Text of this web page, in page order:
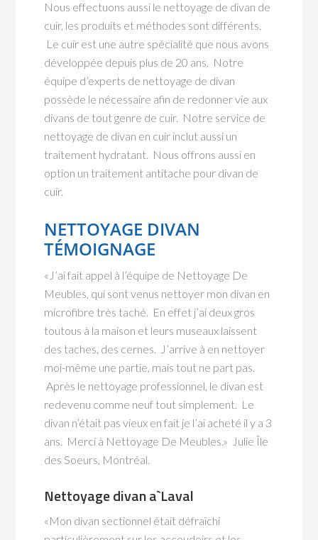
Nous effectuons aussi le nettoyage de divan de
cuir, les produits et méthodes sont différents.
Le cuir est une autre spécialité que nous avons
développée depuis plus de 20 ans. Notre
équipe d’experts de nettoyage de divan
possède le nécessaire afin de redonner vie aux
divans de tout genre de cuir. Notre service de
nettoyage de divan en cuir inclut aussi un
traitement hydratant. Nous offrons aussi en
option un traitement antitache pour divan de
cuir.
NETTOYAGE DIVAN
TÉMOIGNAGE
«J’ai fait appel à l’équipe de Nettoyage De
Meubles, qui sont venus nettoyer mon divan en
microfibre très taché. En effet j’ai deux gros
toutous à la maison et leurs museaux laissent
des taches, des cernes. J’arrive à en nettoyer
moi-même une partie, mais tout ne part pas.
Après le nettoyage professionnel, le divan est
redevenu comme neuf tout simplement. Le
divan n’était pas vieux en fait je l’ai acheté il y a 3
ans. Merci à Nettoyage De Meubles.» Julie Île
des Soeurs, Montréal.
Nettoyage divan a`Laval
«Mon divan sectionnel était défraîchi